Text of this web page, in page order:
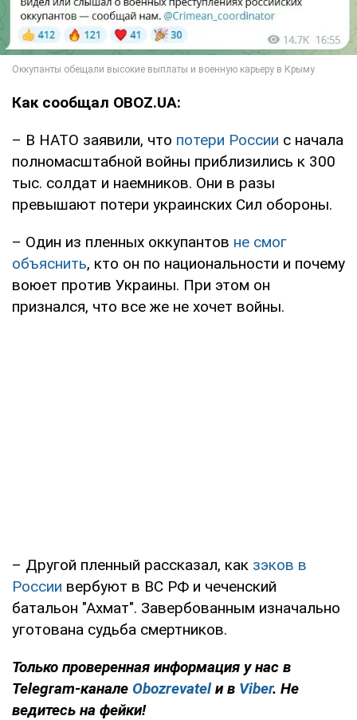
Как сообщал OBOZ.UA:
– В НАТО заявили, что потери России с начала
полномасштабной войны приблизились к 300
тыс. солдат и наемников. Они в разы
превышают потери украинских Сил обороны.
– Один из пленных оккупантов не смог
объяснить, кто он по национальности и почему
воюет против Украины. При этом он
признался, что все же не хочет войны.
– Другой пленный рассказал, как зэков в
России вербуют в ВС РФ и чеченский
батальон "Ахмат". Завербованным изначально
уготована судьба смертников.
Только проверенная информация у нас в
Telegram-канале Obozrevatelи в Viber. Не
ведитесь на фейки!